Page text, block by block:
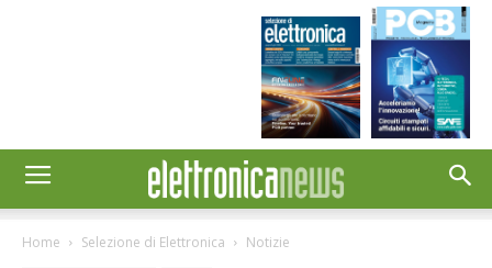
Home Selezione di Elettronica Notizie